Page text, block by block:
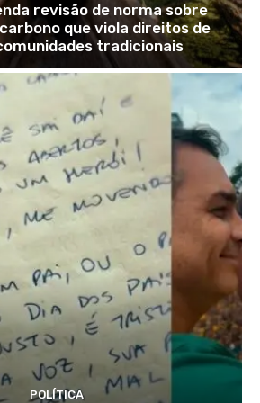
revisão de norma sobre
que viola direitos de
tradicionais
POLÍTICA